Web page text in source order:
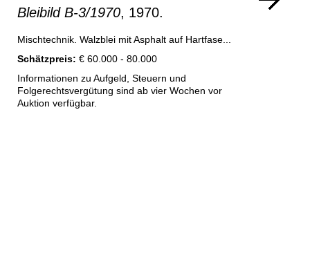
Bleibild B-3/1970, 1970.
Mischtechnik. Walzblei mit Asphalt auf Hartfase...
Schätzpreis: € 60.000 - 80.000
Informationen zu Aufgeld, Steuern und
Folgerechtsvergütung sind ab vier Wochen vor
Auktion verfügbar.